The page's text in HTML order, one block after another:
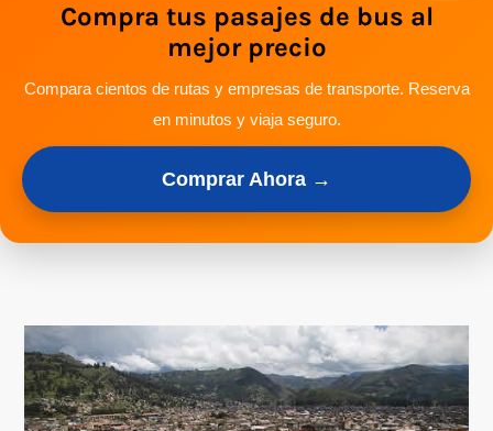
Compra tus pasajes de bus al
mejor precio
Compara cientos de rutas y empresas de transporte. Reserva
en minutos y viaja seguro.
Comprar Ahora →